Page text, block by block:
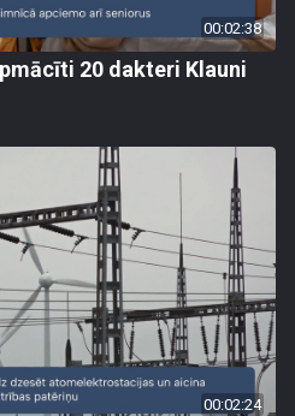
00:02:38
20 dakteri Klauni
00:02:24